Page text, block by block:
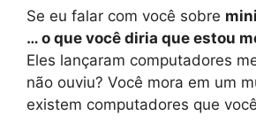
Se eu falar com você sobre
… o que você diria que estou
Eles lançaram computadores
não ouviu? Você mora em um
existem computadores que